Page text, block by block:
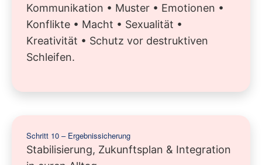
Kommunikation • Muster • Emotionen •
Konflikte • Macht • Sexualität •
Kreativität • Schutz vor destruktiven
Schleifen.
Schritt 10 – Ergebnissicherung
Stabilisierung, Zukunftsplan & Integration